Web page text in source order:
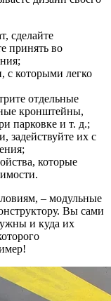
сделайте
принять во
с которыми легко
отдельные
кронштейны,
парковке и т. д.;
задействуйте их с
которые
– модульные
Вы сами
и куда их